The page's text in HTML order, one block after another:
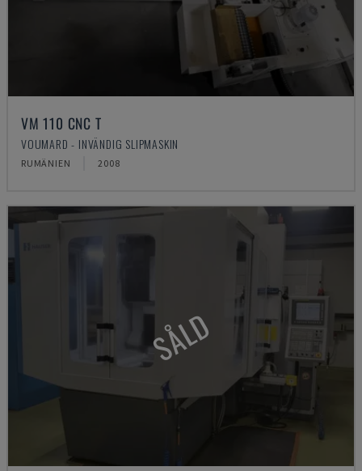
VM 110 CNC T
VOUMARD - INVÄNDIG SLIPMASKIN
RUMÄNIEN 2008
SÅLD